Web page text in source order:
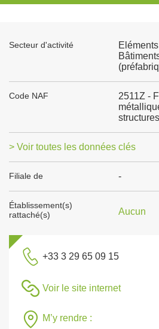
Secteur d'activité
Code NAF
2511Z -
structures
> Voir toutes les données clés
Filiale de -
Établissement(s)
rattaché(s)
Aucun
+33 3 29 65 09 15
Voir le site internet
M’y rendre :